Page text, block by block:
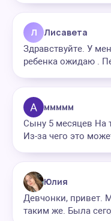
Л Лисавета
Здравствуйте. У
ребенка ожидаю .
ммммм
Сыну 5 месяцев На
Из-за чего это
Юлия
Девчонки, привет.
таким же. Была